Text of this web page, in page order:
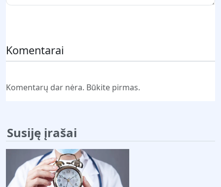
Komentarai
Komentarų dar nėra. Būkite pirmas.
Susiję įrašai